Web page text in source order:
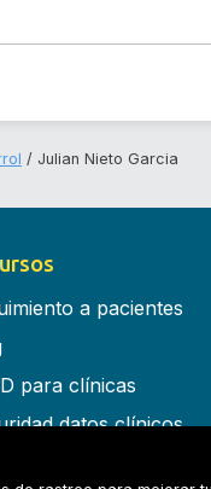
Julian Nieto Garcia
a pacientes
para clínicas
datos clínicos